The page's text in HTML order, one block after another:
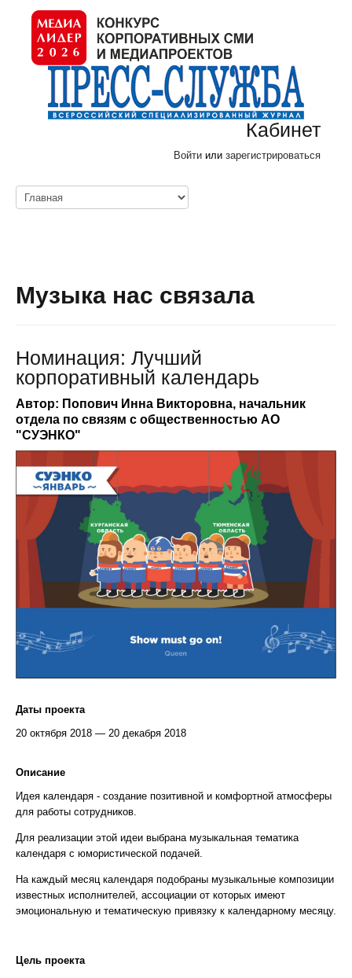
Кабинет
Войти или зарегистрироваться
Музыка нас связала
Номинация: Лучший
корпоративный календарь
Автор: Попович Инна Викторовна, начальник
отдела по связям с общественностью АО
"СУЭНКО"
Даты проекта
20 октября 2018 — 20 декабря 2018
Описание
Идея календаря - создание позитивной и комфортной атмосферы
для работы сотрудников.
Для реализации этой идеи выбрана музыкальная тематика
календаря с юмористической подачей.
На каждый месяц календаря подобраны музыкальные композиции
известных исполнителей, ассоциации от которых имеют
эмоциональную и тематическую привязку к календарному месяцу.
Цель проекта